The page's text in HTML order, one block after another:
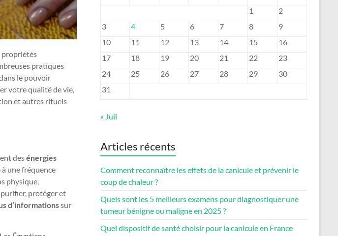
propriétés
pratiques
le pouvoir
votre qualité de vie,
et autres rituels
desénergies
une fréquence
physique,
protéger et
d’informationssur
1
2
3
4 5 6 7 8
9
10
11 12 13 14 15
16
17
18 19 20 21 22
23
24
25 26 27 28 29
30
31
« Juil
Articles récents
Comment reconnaître les effets de la canicule et prévenir le
coup de chaleur ?
Quels sont les 5 meilleurs examens pour diagnostiquer une
tumeur bénigne ou maligne en 2025 ?
Quel dispositif de santé choisir pour la canicule en France